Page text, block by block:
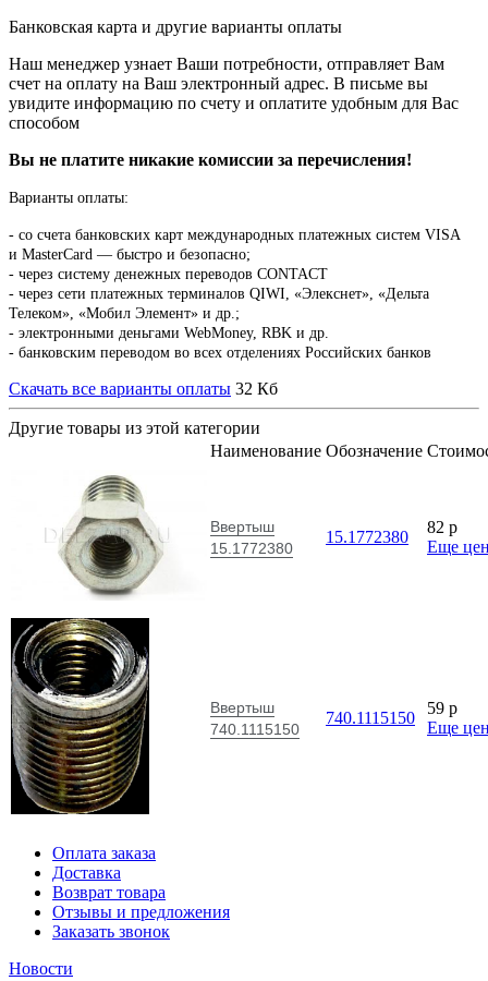
Банковская карта и другие варианты оплаты
Наш менеджер узнает Ваши потребности, отправляет Вам
счет на оплату на Ваш электронный адрес. В письме вы
увидите информацию по счету и оплатите удобным для Вас
способом
Вы не платите никакие комиссии за перечисления!
Варианты оплаты:
- со счета банковских карт международных платежных систем VISA
и MasterCard — быстро и безопасно;
- через систему денежных переводов CONTACT
- через сети платежных терминалов QIWI, «Элекснет», «Дельта
Телеком», «Мобил Элемент» и др.;
- электронными деньгами WebMoney, RBK и др.
- банковским переводом во всех отделениях Российских банков
Скачать все варианты оплаты 32 Кб
Другие товары из этой категории
Наименование Обозначение
Ввертыш
15.1772380
15.1772380
82 p
Еще
Ввертыш
740.1115150
740.1115150
59 p
Еще
Оплата заказа
Доставка
Возврат товара
Отзывы и предложения
Заказать звонок
Новости